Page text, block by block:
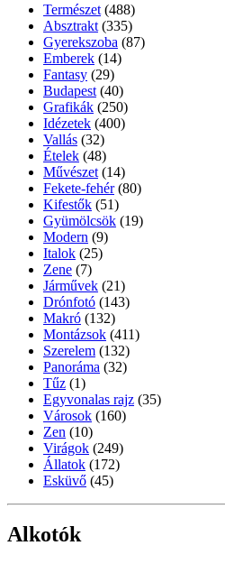
Természet (488)
Absztrakt (335)
Gyerekszoba (87)
Emberek (14)
Fantasy (29)
Budapest (40)
Grafikák (250)
Idézetek (400)
Vallás (32)
Ételek (48)
Művészet (14)
Fekete-fehér (80)
Kifestők (51)
Gyümölcsök (19)
Modern (9)
Italok (25)
Zene (7)
Járművek (21)
Drónfotó (143)
Makró (132)
Montázsok (411)
Szerelem (132)
Panoráma (32)
Tűz (1)
Egyvonalas rajz (35)
Városok (160)
Zen (10)
Virágok (249)
Állatok (172)
Esküvő (45)
Alkotók